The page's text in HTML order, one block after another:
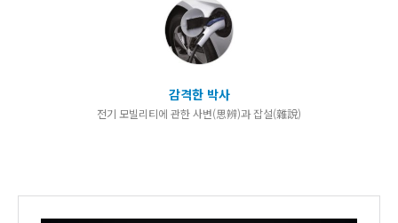
감격한 박사
전기 모빌리티에 관한 사변(思辨)과 잡설(雜說)